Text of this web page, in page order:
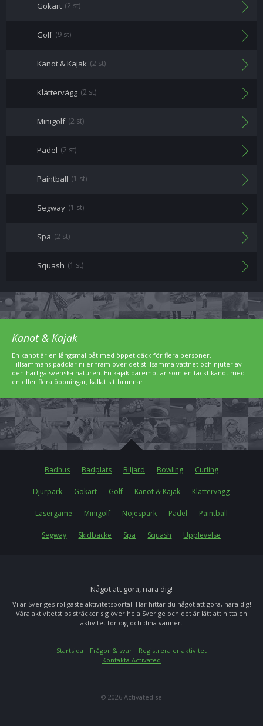
Gokart (2 st)
Golf (9 st)
Kanot & Kajak (2 st)
Klättervägg (2 st)
Minigolf (2 st)
Padel (2 st)
Paintball (1 st)
Segway (1 st)
Spa (2 st)
Squash (1 st)
Kanot & Kajak
En kanot är en långsmal båt med öppet däck för flera personer.
Tillsammans paddlar ni er fram över det stillsamma vattnet och njuter av
den härliga svenska naturen. En kajak däremot är som en täckt kanot med
en eller flera öppningar, kallat sittbrunnar.
Badhus Badplats Biljard Bowling Curling
Djurpark Gokart Golf Kanot & Kajak Klättervägg
Lasergame Minigolf Nöjespark Padel Paintball
Segway Skidbacke Spa Squash Upplevelse
Något att göra, nära dig!
Vi är Sveriges roligaste aktivitetsportal. Här hittar du något att göra, nära dig!
Våra aktivitetstips sträcker sig över hela Sverige och det är lätt att hitta en
aktivitet för dig och dina vänner.
Startsida Frågor & svar
Registrera er aktivitet
Kontakta Activated
© 2026 Activated.se